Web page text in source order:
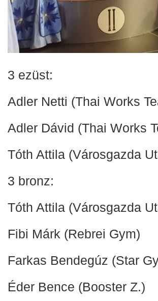
3 ezüst:
Adler Netti (Thai Works
Adler Dávid (Thai Works
Tóth Attila (Városgazda
3 bronz:
Tóth Attila (Városgazda
Fibi Márk (Rebrei Gym)
Farkas Bendegúz (Star
Éder Bence (Booster Z.)